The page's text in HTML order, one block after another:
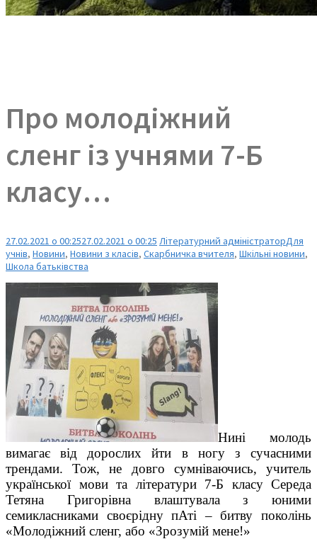
Про молодіжний
сленг із учнями 7-Б
класу…
27.02.2021 о 00:2527.02.2021 о 00:25 Літературний адміністраторДля
учнів, Новини, Новини з класів, Скарбничка вчителя, Шкільні новини,
Школа батьківства
Нині молодь
вимагає від дорослих йти в ногу з сучасними
трендами. Тож, не довго сумніваючись, учитель
української мови та літератури 7-Б класу Середа
Тетяна Григорівна влаштувала з юними
семикласниками своєрідну пАті – битву поколінь
«Молодіжний сленг, або «Зрозумій мене!»